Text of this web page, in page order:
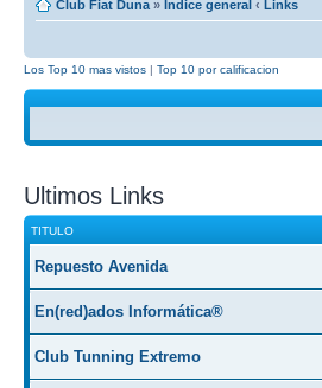
Club Fiat Duna » Índice general ‹ Links
Los Top 10 mas vistos | Top 10 por calificacion
Ultimos Links
TITULO
Repuesto Avenida
En(red)ados Informática®
Club Tunning Extremo